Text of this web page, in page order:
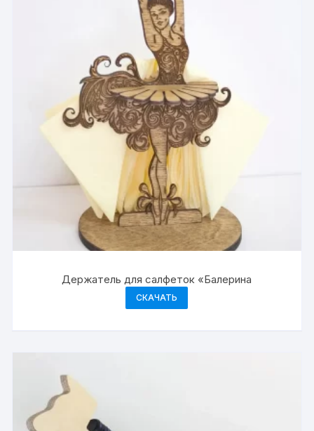
Держатель для салфеток «Балерина
СКАЧАТЬ